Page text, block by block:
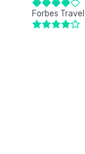
Forbes